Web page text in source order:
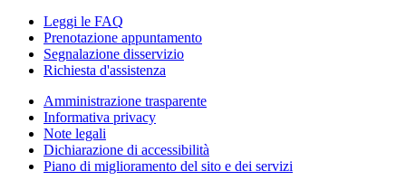
Leggi le FAQ
Prenotazione appuntamento
Segnalazione disservizio
Richiesta d'assistenza
Amministrazione trasparente
Informativa privacy
Note legali
Dichiarazione di accessibilità
Piano di miglioramento del sito e dei servizi